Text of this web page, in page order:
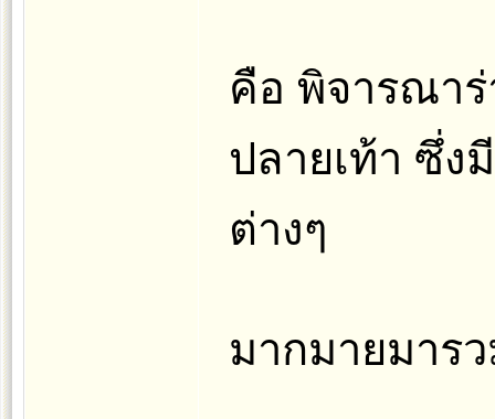
คือ พิจารณา
ปลายเท้า ซึ่ง
ต่างๆ
มากมายมาร